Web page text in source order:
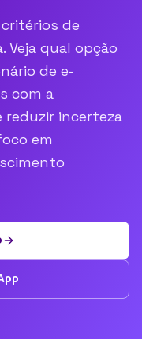
de
Veja qual opção
de e-
com a
reduzir incerteza
em